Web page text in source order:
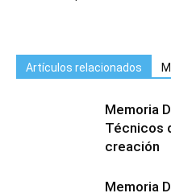
Artículos relacionados
Memoria
Técnicos
creación
Memoria